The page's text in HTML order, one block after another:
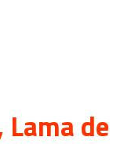
Lama de